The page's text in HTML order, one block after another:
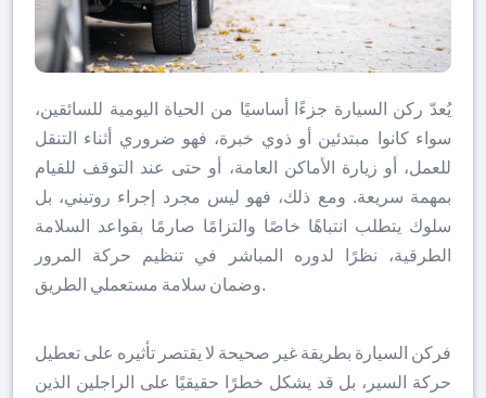
يُعدّ ركن السيارة جزءًا أساسيًا من الحياة اليومية للسائقين،
سواء كانوا مبتدئين أو ذوي خبرة، فهو ضروري أثناء التنقل
للعمل، أو زيارة الأماكن العامة، أو حتى عند التوقف للقيام
بمهمة سريعة. ومع ذلك، فهو ليس مجرد إجراء روتيني، بل
سلوك يتطلب انتباهًا خاصًا والتزامًا صارمًا بقواعد السلامة
الطرقية، نظرًا لدوره المباشر في تنظيم حركة المرور
وضمان سلامة مستعملي الطريق.
فركن السيارة بطريقة غير صحيحة لا يقتصر تأثيره على تعطيل
حركة السير، بل قد يشكل خطرًا حقيقيًا على الراجلين الذين